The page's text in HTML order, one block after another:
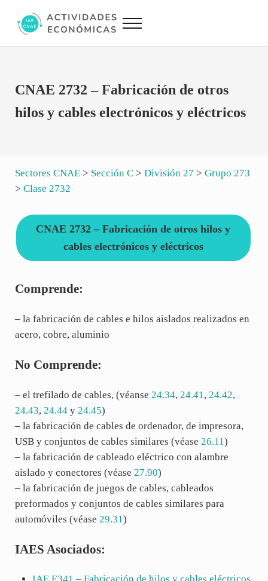
Actividades Económicas IAE CNAE
Menu
CNAE 2732 – Fabricación de otros
hilos y cables electrónicos y eléctricos
Sectores CNAE> Sección C> División 27 > Grupo 273
> Clase 2732
CNAE 2732 – Fabricación de otros hilos y
cables electrónicos y eléctricos
Comprende:
– la fabricación de cables e hilos aislados realizados en
acero, cobre, aluminio
No Comprende:
– el trefilado de cables, (véanse 24.34, 24.41, 24.42,
24.43, 24.44y 24.45)
– la fabricación de cables de ordenador, de impresora,
USB y conjuntos de cables similares (véase 26.11)
– la fabricación de cableado eléctrico con alambre
aislado y conectores (véase 27.90)
– la fabricación de juegos de cables, cableados
preformados y conjuntos de cables similares para
automóviles (véase 29.31)
IAES Asociados: